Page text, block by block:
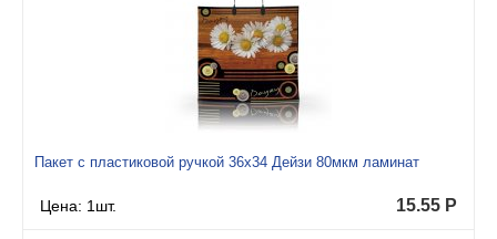
Пакет с пластиковой ручкой 36x34 Дейзи 80мкм ламинат
Цена: 1шт. 15.55 Р